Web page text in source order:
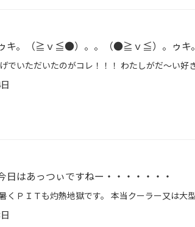
キ。（≧ｖ≦●）。。（●≧ｖ≦）。ゥキ。
はあっつぃですねー・・・・・・・